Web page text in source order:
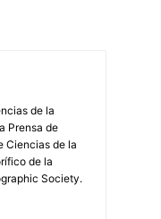
de la
Prensa de
Ciencias de la
de la
Society.